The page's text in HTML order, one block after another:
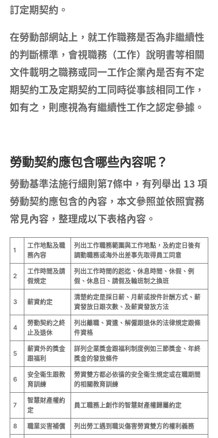
訂定期契約。
在勞動部網站上，就工作職務是否為非繼續性
的判斷標準，會視職務（工作）說明書等相關
文件載明之職務或同一工作企業內是否有不定
期契約工及定期契約工同時從事該相同工作，
如有之，則應視為有繼續性工作之認定參據。
勞動契約應包含哪些內容呢？
勞動基準法施行細則第7條中，有列舉出 13 項
勞動契約應包含的內容，本文參照並依照實務
常見內容，整理成以下表格內容。
1
工作地點及職
務內容
列出工作職務範圍與工作地點，及約定日後有
調動職務或海外出差事先取得員工同意
2
工作時間及請
假規定
列出工作時間的起迄、休息時間、休假、例
假、休息日、請假及輪班制之換班
3 薪資約定
清楚約定是採日薪、月薪或按件計酬方式、薪
資發放日跟次數、及薪資發放方法
4
勞動契約之終
止及退休
列出離職、資遣、解僱跟退休的法律規定跟條
件資格
5
薪資外的獎金
跟福利
詳列企業獎金跟福利制度例如三節獎金、年終
獎金的發放條件
6
安全衛生跟教
育訓練
勞資雙方都必依循的安全衛生規定或在職期間
的相關教育訓練
7
智慧財產權約
定
員工職務上創作的智慧財產權歸屬約定
8 職業災害補償 列出勞工遇到職災傷害勞資雙方的權利義務